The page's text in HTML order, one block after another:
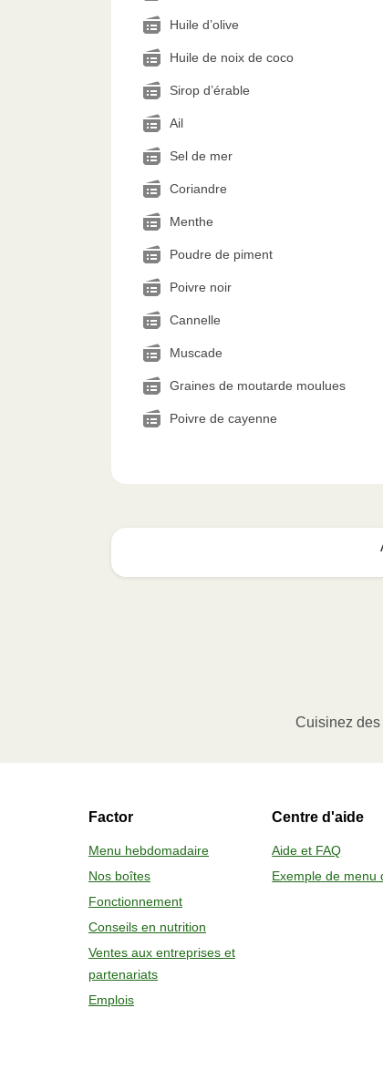
Huile d’olive
Huile de noix de coco
Sirop d’érable
Ail
Sel de mer
Coriandre
Menthe
Poudre de piment
Poivre noir
Cannelle
Muscade
Graines de moutarde moulues
Poivre de cayenne
Voici quoi faire :
Ôter le manchon de carton,
à portion (le cas échéant) ou
FOUR
Préchauffer le four à 375 °F
Placer sur une plaque de
Sortir le contenant avec
Cuisinez des
Factor
Menu hebdomadaire
Nos boîtes
Fonctionnement
Conseils en nutrition
Ventes aux entreprises et
partenariats
Emplois
Centre d'aide
Aide et FAQ
Exemple de menu